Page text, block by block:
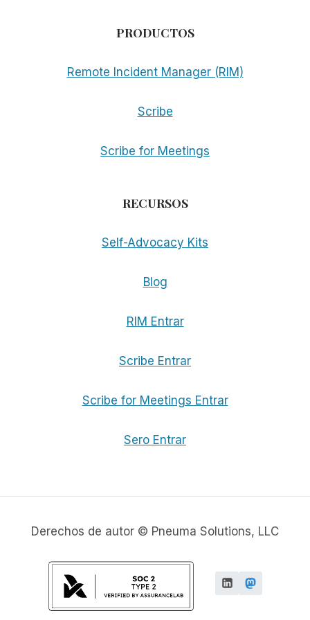
PRODUCTOS
Remote Incident Manager (RIM)
Scribe
Scribe for Meetings
RECURSOS
Self-Advocacy Kits
Blog
RIM Entrar
Scribe Entrar
Scribe for Meetings Entrar
Sero Entrar
Derechos de autor © Pneuma Solutions, LLC